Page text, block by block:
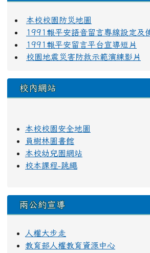
本校校園防災地圖
1991報平安語音留言專線設定及
1991報平安留言平台宣導短片
校園地震災害防救示範演練影片
校內網站
本校校園安全地圖
員樹林圖書館
本校幼兒園網站
校本課程-跳繩
兩公約宣導
人權大步走
教育部人權教育資源中心